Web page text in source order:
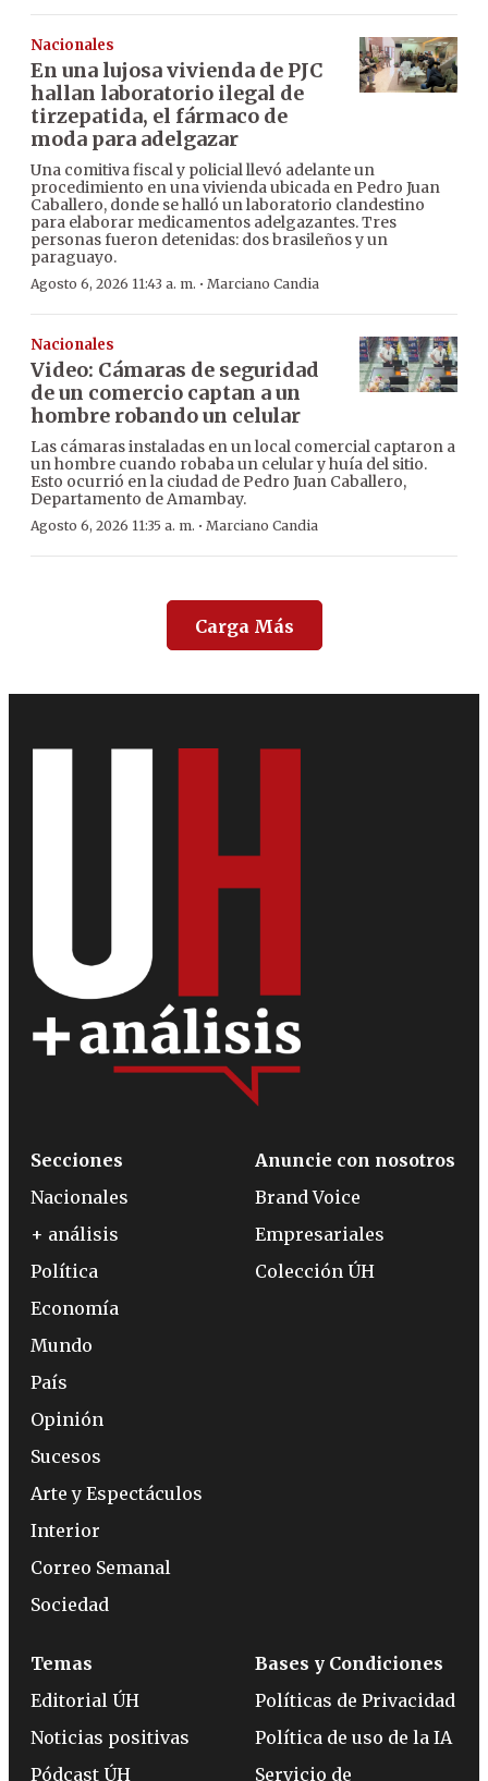
Nacionales
En una lujosa vivienda de PJC
hallan laboratorio ilegal de
tirzepatida, el fármaco de
moda para adelgazar
Una comitiva fiscal y policial llevó adelante un
procedimiento en una vivienda ubicada en Pedro Juan
Caballero, donde se halló un laboratorio clandestino
para elaborar medicamentos adelgazantes. Tres
personas fueron detenidas: dos brasileños y un
paraguayo.
Agosto 6, 2026 11:43 a. m. · Marciano Candia
Nacionales
Video: Cámaras de seguridad
de un comercio captan a un
hombre robando un celular
Las cámaras instaladas en un local comercial captaron a
un hombre cuando robaba un celular y huía del sitio.
Esto ocurrió en la ciudad de Pedro Juan Caballero,
Departamento de Amambay.
Agosto 6, 2026 11:35 a. m. · Marciano Candia
Carga Más
Secciones
Nacionales
+ análisis
Política
Economía
Mundo
País
Opinión
Sucesos
Arte y Espectáculos
Interior
Correo Semanal
Sociedad
Anuncie con nosotros
Brand Voice
Empresariales
Colección ÚH
Temas
Editorial ÚH
Noticias positivas
Pódcast ÚH
Bases y Condiciones
Políticas de Privacidad
Política de uso de la IA
Servicio de